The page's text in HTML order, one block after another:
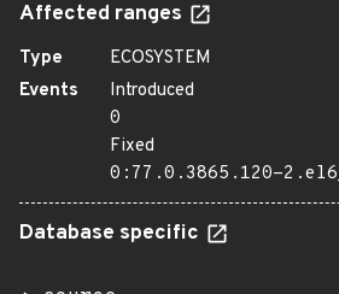
Affected ranges
Type
ECOSYSTEM
Events
Introduced
0
Fixed
0:77.0.3865.120-
Database specific